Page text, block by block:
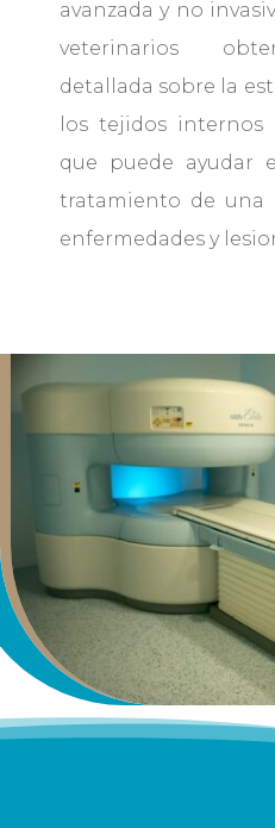
avanzada y no
veterinarios
detallada sobre la
los tejidos internos
que puede ayudar
tratamiento de una
enfermedades y